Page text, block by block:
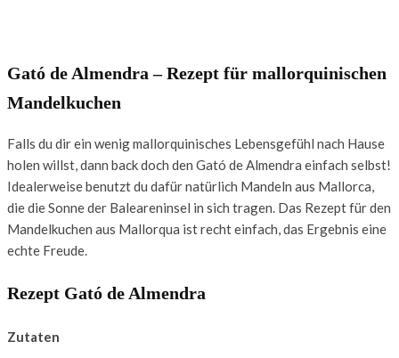
Gató de Almendra – Rezept für mallorquinischen
Mandelkuchen
Falls du dir ein wenig mallorquinisches Lebensgefühl nach Hause
holen willst, dann back doch den Gató de Almendra einfach selbst!
Idealerweise benutzt du dafür natürlich Mandeln aus Mallorca,
die die Sonne der Baleareninsel in sich tragen. Das Rezept für den
Mandelkuchen aus Mallorqua ist recht einfach, das Ergebnis eine
echte Freude.
Rezept Gató de Almendra
Zutaten